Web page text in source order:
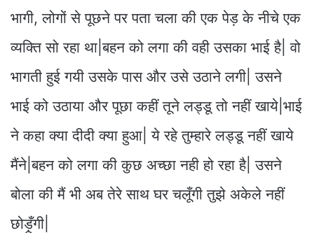
भागी, लोगों से पूछने पर पता चला की एक पेड़ के नीचे एक
व्यक्ति सो रहा था|बहन को लगा की वही उसका भाई है| वो
भागती हुई गयी उसके पास और उसे उठाने लगी| उसने
भाई को उठाया और पूछा कहीं तूने लड्डू तो नहीं खाये|भाई
ने कहा क्या दीदी क्या हुआ| ये रहे तुम्हारे लड्डू नहीं खाये
मैंने|बहन को लगा की कुछ अच्छा नही हो रहा है| उसने
बोला की मैं भी अब तेरे साथ घर चलूँगी तुझे अकेले नहीं
छोड़ूँगी|